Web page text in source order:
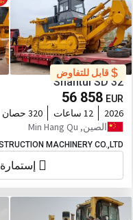
قابل للتفاوض
Shantui SD 32
56 858 EUR
2026 12 ساعات
320 حصان
الصين, Min Hang Qu
MACHINERY CO.,LTD